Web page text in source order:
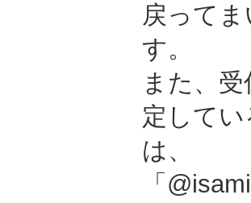
戻って
す。
また、
定して
は、
「